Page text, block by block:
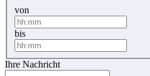
von
bis
Ihre Nachricht